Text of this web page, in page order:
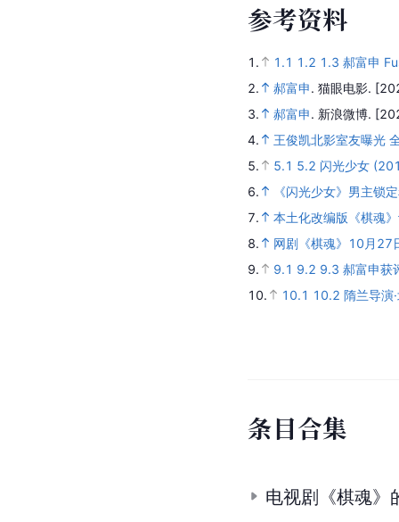
参考资料
1. 1.1 1.2 1.3 郝富申
2.
郝富申. 猫眼电影.
3.
郝富申. 新浪微博.
4.
王俊凯北影室友曝光
5.
5.1 5.2 闪光少女
6.
《闪光少女》男主锁
7.
本土化改编版《棋魂
8.
网剧《棋魂》10月27
9.
9.1 9.2 9.3 郝富申获
10.
10.1 10.2 隋兰导演
条目合集
电视剧《棋魂》